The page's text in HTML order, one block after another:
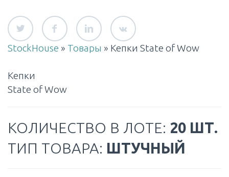
StockHouse » Товары » Кепки State of Wow
Кепки
State of Wow
КОЛИЧЕСТВО В ЛОТЕ: 20 ШТ.
ТИП ТОВАРА: ШТУЧНЫЙ